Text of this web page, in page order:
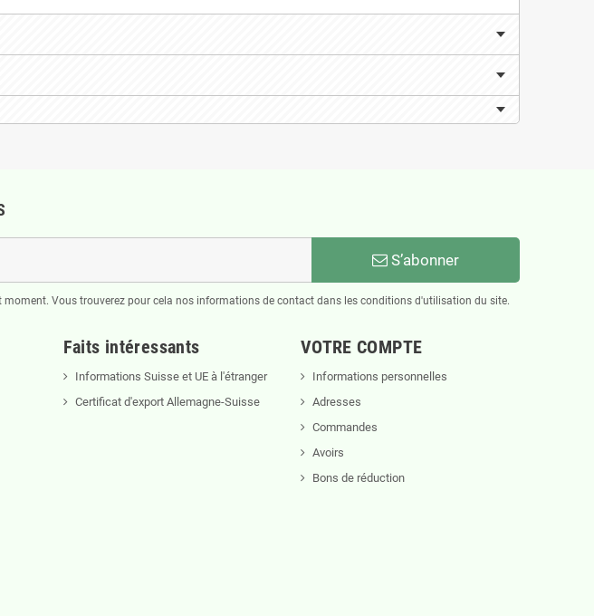
S’abonner
moment. Vous trouverez pour cela nos informations de contact dans les conditions d'utilisation du site.
Faits intéressants
Informations Suisse et UE à l'étranger
Certificat d'export Allemagne-Suisse
VOTRE COMPTE
Informations personnelles
Adresses
Commandes
Avoirs
Bons de réduction